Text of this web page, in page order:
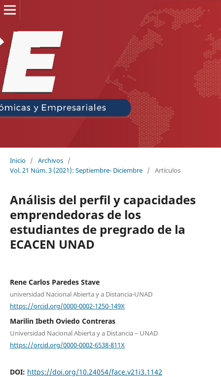
Inicio / Archivos /
Vol. 21 Núm. 3 (2021): Septiembre- Diciembre / Artículos
Análisis del perfil y capacidades
emprendedoras de los
estudiantes de pregrado de la
ECACEN UNAD
Rene Carlos Paredes Stave
universidad Nacional Abierta y a Distancia-UNAD
https://orcid.org/0000-0002-1250-149X
Marilin Ibeth Oviedo Contreras
Universidad Nacional Abierta y a Distancia – UNAD
https://orcid.org/0000-0002-6538-811X
DOI: https://doi.org/10.24054/face.v21i3.1142